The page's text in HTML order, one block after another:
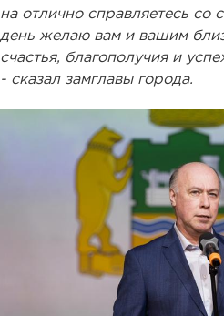
на отлично справляетесь со
день желаю вам и вашим
счастья, благополучия и
- сказал замглавы города.